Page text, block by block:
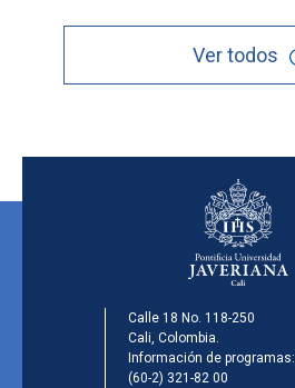
Ver todos
Calle 18 No. 118-250
Cali, Colombia.
Información de programas:
(60-2) 321-82 00